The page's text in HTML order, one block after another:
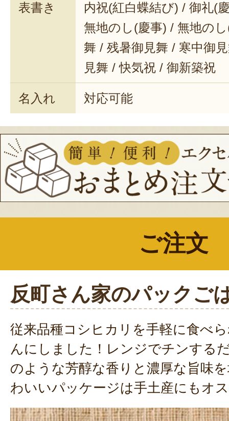
表書き
内祝(紅白蝶結び) / 御礼(
無地のし(慶事) / 無地の
舞 / 残暑御見舞 / 寒中御
見舞 / 快気祝 / 御新築祝
名入れ 対応可能
ご注文
反町さん家のパックご
従来品種コシヒカリを手軽に食べ
んにしました！レンジでチンする
のような芳醇な香りと濃厚な旨味
わいいパッケージは手土産にもオ